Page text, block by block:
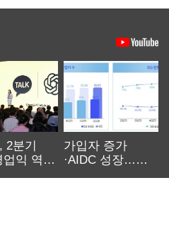
2분기
업익 역대
가입자 증가
·AIDC 성장…